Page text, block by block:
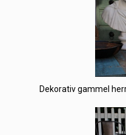
Dekorativ gammel